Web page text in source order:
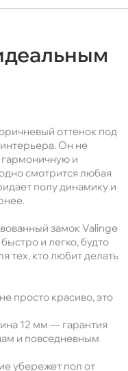
оттенок под
Он не
гармоничную и
смотрится любая
полу динамику и
замок Valinge
и легко, будто
тех, кто любит делать
просто красиво, это
12 мм — гарантия
и повседневным
убережет пол от